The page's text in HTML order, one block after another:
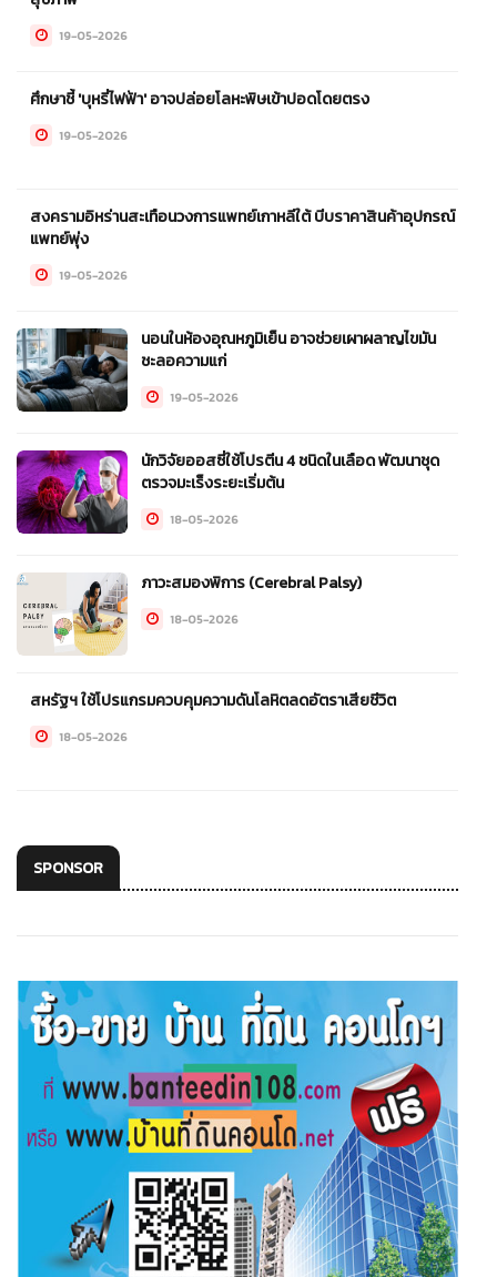
19-05-2026
ศึกษาชี้ 'บุหรี่ไฟฟ้า' อาจปล่อยโลหะพิษเข้าปอดโดยตรง
19-05-2026
สงครามอิหร่านสะเทือนวงการแพทย์เกาหลีใต้ บีบราคาสินค้าอุปกรณ์
แพทย์พุ่ง
19-05-2026
นอนในห้องอุณหภูมิเย็น อาจช่วยเผาผลาญไขมัน
ชะลอความแก่
19-05-2026
นักวิจัยออสซี่ใช้โปรตีน 4 ชนิดในเลือด พัฒนาชุด
ตรวจมะเร็งระยะเริ่มต้น
18-05-2026
ภาวะสมองพิการ (Cerebral Palsy)
18-05-2026
สหรัฐฯ ใช้โปรแกรมควบคุมความดันโลหิตลดอัตราเสียชีวิต
18-05-2026
SPONSOR